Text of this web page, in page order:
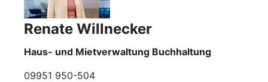
Renate Willnecker
Haus- und Mietverwaltung Buchhaltung
09951 950-504